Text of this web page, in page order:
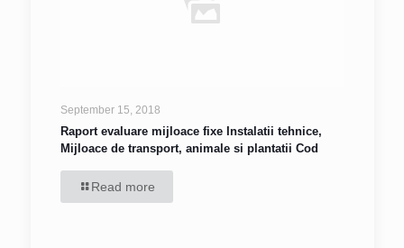
September 15, 2018
Raport evaluare mijloace fixe Instalatii tehnice,
Mijloace de transport, animale si plantatii Cod
Read more